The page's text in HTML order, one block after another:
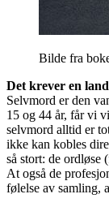
Bilde fra
Det krever en
Selvmord er den
15 og 44 år, får vi
selvmord alltid er
ikke kan kobles
så stort: de ordløse
At også de
følelse av samling,